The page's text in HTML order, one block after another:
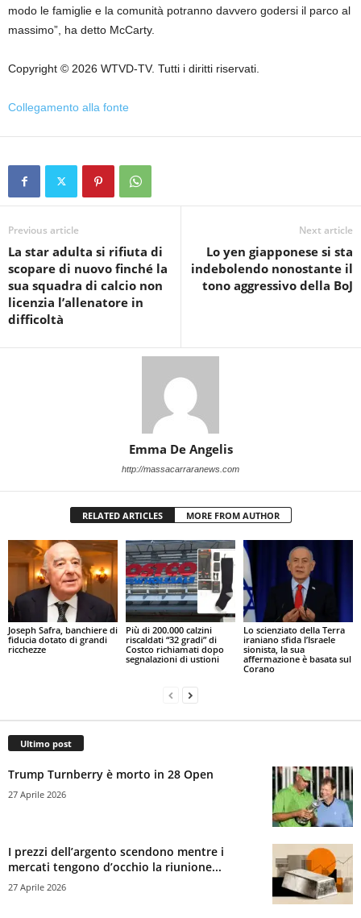
modo le famiglie e la comunità potranno davvero godersi il parco al
massimo”, ha detto McCarty.
Copyright © 2026 WTVD-TV. Tutti i diritti riservati.
Collegamento alla fonte
Previous article
La star adulta si rifiuta di
scopare di nuovo finché la
sua squadra di calcio non
licenzia l’allenatore in
difficoltà
Next article
Lo yen giapponese si sta
indebolendo nonostante il
tono aggressivo della BoJ
Emma De Angelis
http://massacarraranews.com
RELATED ARTICLES MORE FROM AUTHOR
Joseph Safra, banchiere di
fiducia dotato di grandi
ricchezze
Più di 200.000 calzini
riscaldati “32 gradi” di
Costco richiamati dopo
segnalazioni di ustioni
Lo scienziato della Terra
iraniano sfida l’Israele
sionista, la sua
affermazione è basata sul
Corano
Ultimo post
Trump Turnberry è morto in 28 Open
27 Aprile 2026
I prezzi dell’argento scendono mentre i
mercati tengono d’occhio la riunione...
27 Aprile 2026